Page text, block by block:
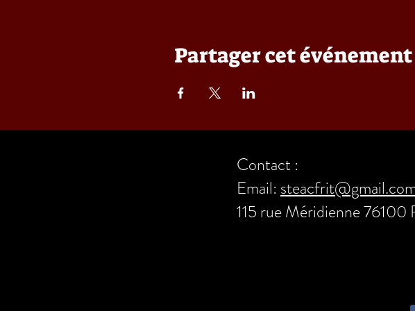
Partager cet événement
Contact :
Email:
115 rue Méridienne 76100